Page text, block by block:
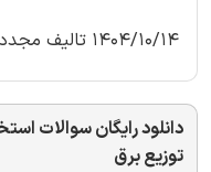
1404/10/14 تالیف مجدد محصول
دانلود رایگان سوالات
توزیع برق